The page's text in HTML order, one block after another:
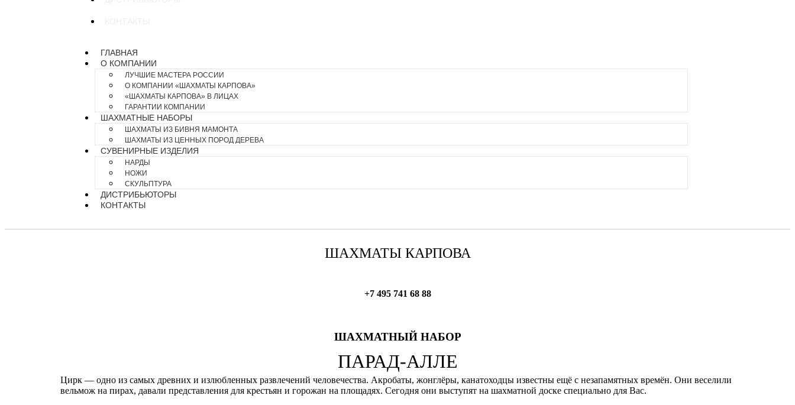
ГЛАВНАЯ
О КОМПАНИИ
ЛУЧШИЕ МАСТЕРА РОССИИ
О КОМПАНИИ «ШАХМАТЫ КАРПОВА»
«ШАХМАТЫ КАРПОВА» В ЛИЦАХ
ГАРАНТИИ КОМПАНИИ
ШАХМАТНЫЕ НАБОРЫ
ШАХМАТЫ ИЗ БИВНЯ МАМОНТА
ШАХМАТЫ ИЗ ЦЕННЫХ ПОРОД ДЕРЕВА
СУВЕНИРНЫЕ ИЗДЕЛИЯ
НАРДЫ
НОЖИ
СКУЛЬПТУРА
ДИСТРИБЬЮТОРЫ
КОНТАКТЫ
ШАХМАТЫ КАРПОВА
+7 495 741 68 88
ШАХМАТНЫЙ НАБОР
ПАРАД-АЛЛЕ
Цирк — одно из самых древних и излюбленных развлечений человечества. Акробаты, жонглёры, канатоходцы известны ещё с незапамятных времён. Они веселили
вельмож на пирах, давали представления для крестьян и горожан на площадях. Сегодня они выступят на шахматной доске специально для Вас.